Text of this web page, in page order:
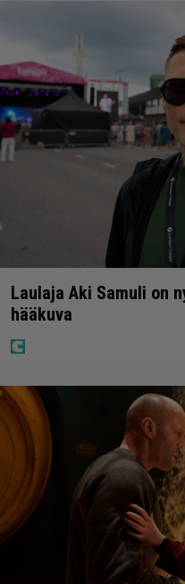
Laulaja Aki Samuli on
hääkuva